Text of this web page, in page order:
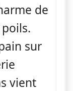
de
sur
vient